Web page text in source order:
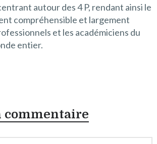
autour des 4 P, rendant ainsi le
compréhensible et largement
et les académiciens du
entier.
commentaire